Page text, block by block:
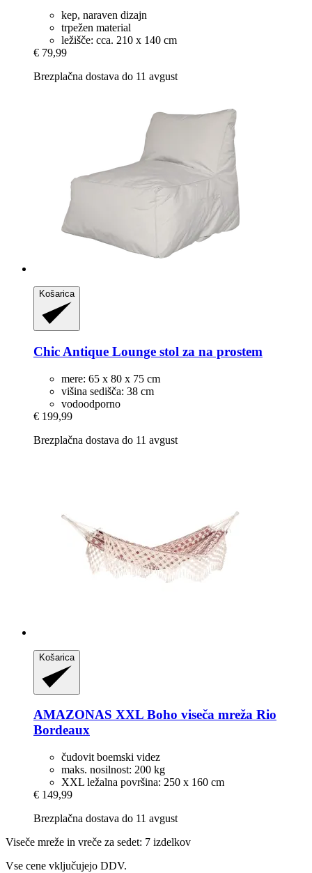
kep, naraven dizajn
trpežen material
ležišče: cca. 210 x 140 cm
€ 79,99
Brezplačna dostava do 11 avgust
Košarica
Chic Antique Lounge stol za na prostem
mere: 65 x 80 x 75 cm
višina sedišča: 38 cm
vodoodporno
€ 199,99
Brezplačna dostava do 11 avgust
Košarica
AMAZONAS XXL Boho viseča mreža Rio
Bordeaux
čudovit boemski videz
maks. nosilnost: 200 kg
XXL ležalna površina: 250 x 160 cm
€ 149,99
Brezplačna dostava do 11 avgust
Viseče mreže in vreče za sedet: 7 izdelkov
Vse cene vključujejo DDV.